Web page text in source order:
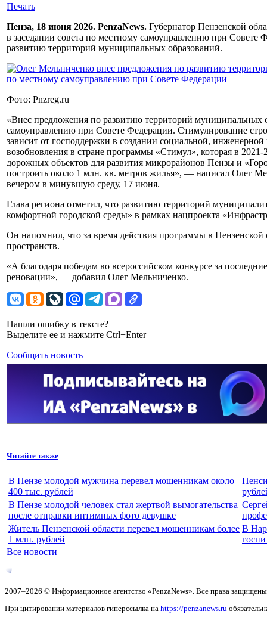
Печать
Пенза, 18 июня 2026. PenzaNews. Губернатор Пензенской
в заседании совета по местному самоуправлению при Совете
развитию территорий муниципальных образований.
Фото: Pnzreg.ru
«Внес предложения по развитию территорий муниципальных
самоуправлению при Совете Федерации. Стимулирование
зависит от господдержки в создании социальной,
возобновления в стране программы «Стимул», которая в
дорожных объектов для развития микрорайонов Пензы и
построить около 1 млн. кв. метров жилья», — написал Олег
вечером в минувшую среду, 17 июня.
Глава региона отметил, что развитию территорий
комфортной городской среды» в рамках нацпроекта
Он напомнил, что за время действия программы в
пространств.
«А благодаря победам во всероссийском конкурсе за
реновации», — добавил Олег Мельниченко.
Нашли ошибку в тексте?
Выделите ее и нажмите Ctrl+Enter
Сообщить новость
Читайте также
В Пензе молодой мужчина перевел мошенникам около
400 тыс. рублей
В Пензе молодой человек стал жертвой вымогательства
после отправки интимных фото девушке
Житель Пензенской области перевел мошенникам более
1 млн. рублей
В
Все новости
2007–2026 © Информационное агентство «PenzaNews». Все права
При цитировании материалов гиперссылка на https://penzanews.ru